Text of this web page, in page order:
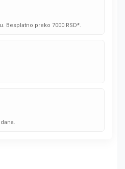
Besplatno preko 7000 RSD*.